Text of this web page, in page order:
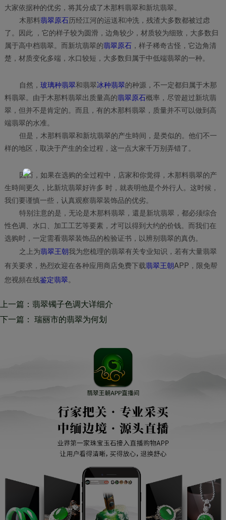
大家依据种的优劣，将其分成了木那料翡翠和新坑翡翠。
木那料翡翠原石历经江河的运送和冲洗，残渣大多数都被过虑
了。因此 ，它的样子较为圆滑，边角较少，材质较为细致，大多数归
属于高中档翡翠。而新坑翡翠的翡翠原石，样子稀奇古怪，它边角清
楚，材质变化多端，水口较短，大多数归属于中低端翡翠的一种。
自然， 玻璃种翡翠和翡翠冰种翡翠的种源，不一定都归属于木那
料翡翠。由于木那料翡翠出质量高的翡翠原石概率，尽管超过新坑翡
翠，但并不是肯定的。而且，有的木那料翡翠，质量并不可以做到高
端翡翠的水准。
但是，木那料翡翠和新坑翡翠的产生時间，是类似的。他们不一
样的地区，取决于产生的全过程，这一点大家千万别弄错了。
因而，如果在选购的全过程中，店家和你觉得，木那料翡翠的产
生時间更久，比新坑翡翠好许多 时，就表明他是个外行人。这时候，
我们要谨慎一些，认真观察翡翠装饰品的优劣。
特别注意的是，无论是木那料翡翠，還是新坑翡翠，都必须综合
性色调、水口、加工工艺等要素，才可以得到大约的价钱。而我们在
选购时，一定需看翡翠装饰品的检验证书，以辨别翡翠的真伪。
之上为翡翠王朝我为您梳理的翡翠有关专业知识，若有大量翡翠
有关要求，热烈欢迎在各种应用商店免费下载翡翠王朝APP，限免帮
您视頻在线鉴定翡翠。
上一篇：翡翠镯子色调大详细介
绍！翠友们快点儿起來查询！
下一篇： 瑞丽市的翡翠为何划